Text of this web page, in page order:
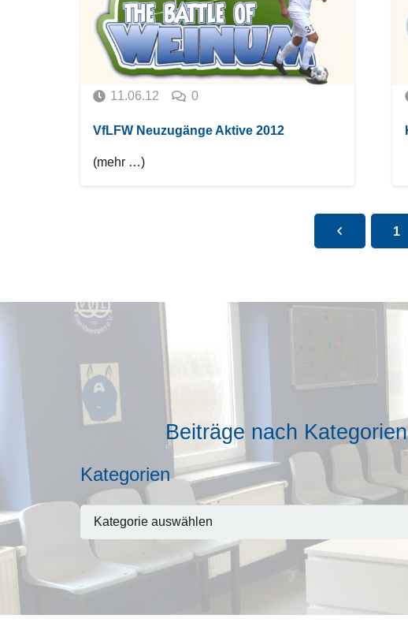
11.06.12 0
VfLFW Neuzugänge Aktive 2012
(mehr …)
1
Beiträge nach
Kategorien
Kategorien